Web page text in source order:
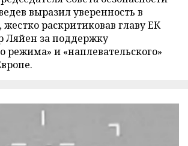
выразил уверенность в
жестко раскритиковав главу ЕК
Ляйен за поддержку
режима» и «наплевательского»